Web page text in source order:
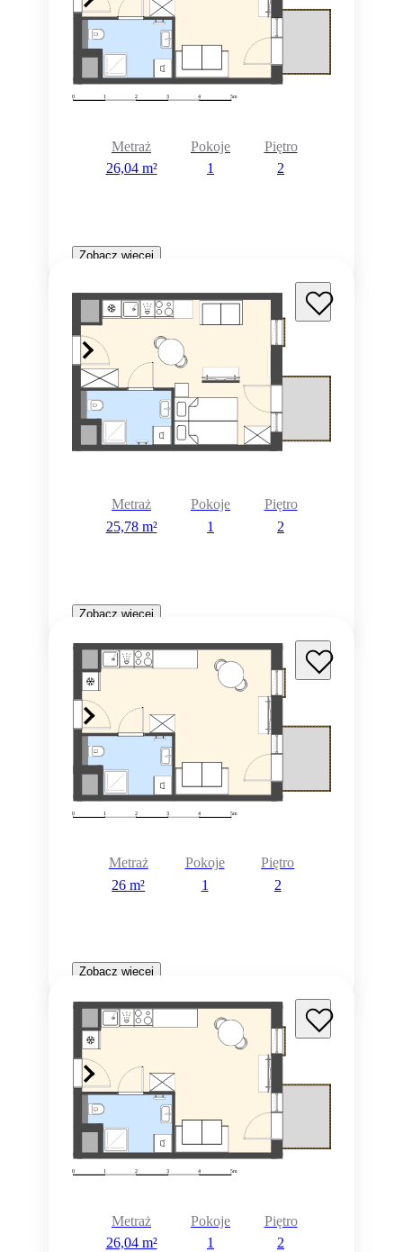
Metraż
26,04 m²
Pokoje
1
Piętro
2
Zobacz więcej
Metraż
25,78 m²
Pokoje
1
Piętro
2
Zobacz więcej
Metraż
26 m²
Pokoje
1
Piętro
2
Zobacz więcej
Metraż
26,04 m²
Pokoje
1
Piętro
2